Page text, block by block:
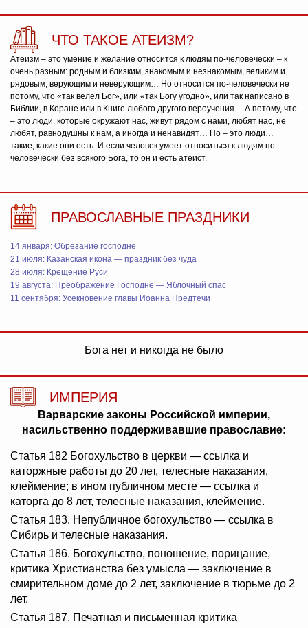
ЧТО ТАКОЕ АТЕИЗМ?
Атеизм – это умение и желание относится к людям по-человечески – к
очень разным: родным и близким, знакомым и незнакомым, великим и
рядовым, верующим и неверующим… Но относится по-человечески не
потому, что «так велел Бог», или «так Богу угодно», или так написано в
Библии, в Коране или в Книге любого другого вероучения… А потому, что
– это люди, которые окружают нас, живут рядом с нами, любят нас, не
любят, равнодушны к нам, а иногда и ненавидят… Но – это люди…
такие, какие они есть. И если человек умеет относиться к людям по-
человечески без всякого Бога, то он и есть атеист.
ПРАВОСЛАВНЫЕ ПРАЗДНИКИ
14 января: Обрезание господне
21 июля: Казанская икона — праздник без чуда
28 июля: Крещение Руси
19 августа: Преображение Господне — Яблочный спас
11 сентября: Усекновение главы Иоанна Предтечи
Бога нет и никогда не было
ИМПЕРИЯ
Варварские законы Российской империи,
насильственно поддерживавшие православие:
Статья 182 Богохульство в церкви — ссылка и
каторжные работы до 20 лет, телесные наказания,
клеймение; в ином публичном месте — ссылка и
каторга до 8 лет, телесные наказания, клеймение.
Статья 183. Непубличное богохульство — ссылка в
Сибирь и телесные наказания.
Статья 186. Богохульство, поношение, порицание,
критика Христианства без умысла — заключение в
смирительном доме до 2 лет, заключение в тюрьме до 2
лет.
Статья 187. Печатная и письменная критика